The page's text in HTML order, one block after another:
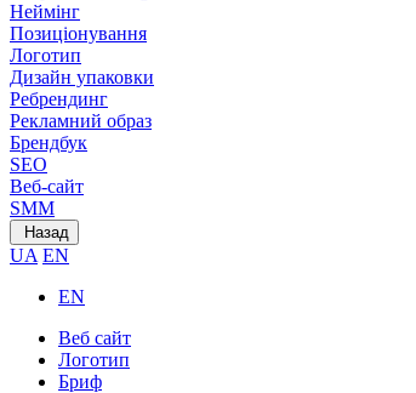
Неймінг
Позиціонування
Логотип
Дизайн упаковки
Ребрендинг
Рекламний образ
Брендбук
SEO
Веб-сайт
SMM
Назад
UA EN
EN
Веб сайт
Логотип
Бриф